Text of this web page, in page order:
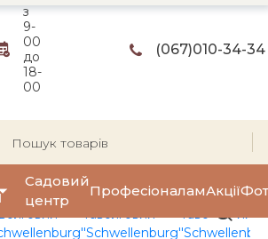
з
9-
00
до
18-
00
(067)010-34-34
Садовий
центр
ПрофесіоналамАкції
квіти та трави